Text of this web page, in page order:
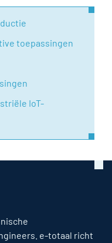
toepassingen
IoT-
e-totaal richt